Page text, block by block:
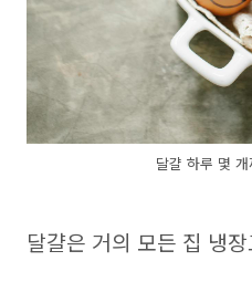
달걀 하루 몇
달걀은 거의 모든 집 냉